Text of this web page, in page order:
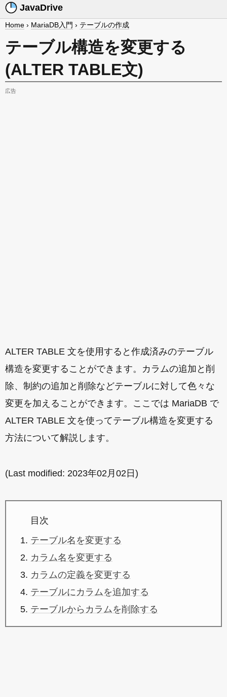
JavaDrive
Home › MariaDB入門 › テーブルの作成
テーブル構造を変更する
(ALTER TABLE文)
広告
ALTER TABLE 文を使用すると作成済みのテーブル
構造を変更することができます。カラムの追加と削
除、制約の追加と削除などテーブルに対して色々な
変更を加えることができます。ここでは MariaDB で
ALTER TABLE 文を使ってテーブル構造を変更する
方法について解説します。
(Last modified: 2023年02月02日 )
目次
テーブル名を変更する
カラム名を変更する
カラムの定義を変更する
テーブルにカラムを追加する
テーブルからカラムを削除する